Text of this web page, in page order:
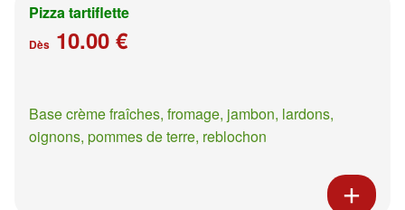
Pizza tartiflette
Dès 10.00 €
Base crème fraîches, fromage, jambon, lardons,
oignons, pommes de terre, reblochon